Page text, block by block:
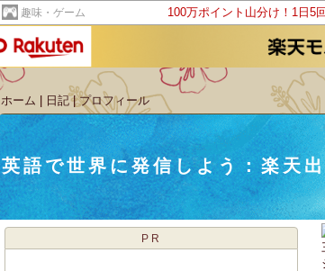
趣味・ゲーム 100万ポイント山分け！1日5
ホーム
日記|プロフィール
英語で世界に発信しよう：楽天
PR